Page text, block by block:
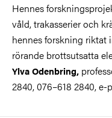
Hennes
våld, trakasserier och
hennes forskning riktat
rörande brottsutsatta
Ylva Odenbring,
2840, 076–618 2840, e-